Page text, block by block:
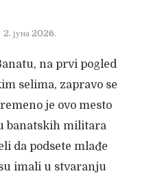
2. јуна 2026.
na prvi pogled
selima, zapravo se
je ovo mesto
banatskih militara
da podsete mlađe
imali u stvaranju